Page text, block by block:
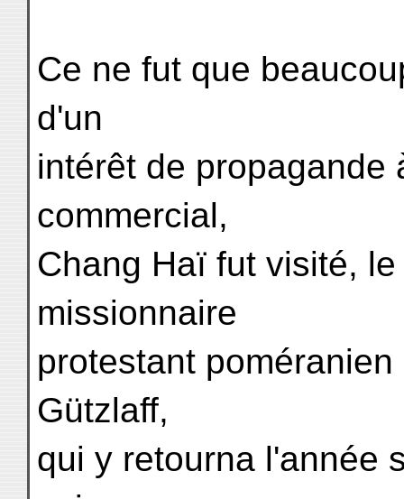
Ce ne fut que
d'un
intérêt de propagande
commercial,
Chang Haï fut visité,
missionnaire
protestant
Gützlaff,
qui y retourna l'année